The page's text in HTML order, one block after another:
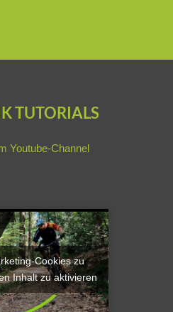
TUTORIALS
Youtube-Channel
Cookies zu
Inhalt zu aktivieren